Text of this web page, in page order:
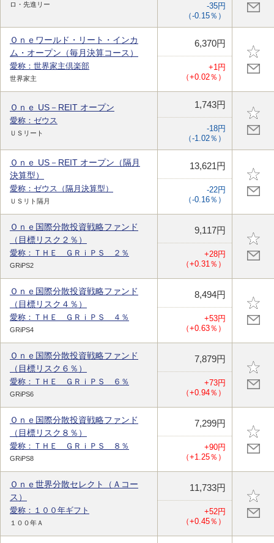
ロ・先進リー
-35円
（-0.15％）
Ｏｎｅワールド・リート・インカ
ム・オープン（毎月決算コース）
愛称：世界家主倶楽部
世界家主
6,370円
+1円
（+0.02％）
Ｏｎｅ US－REIT オープン
愛称：ゼウス
ＵＳリート
1,743円
-18円
（-1.02％）
Ｏｎｅ US－REIT オープン（隔月
決算型）
愛称：ゼウス（隔月決算型）
ＵＳリト隔月
13,621円
-22円
（-0.16％）
Ｏｎｅ国際分散投資戦略ファンド
（目標リスク２％）
愛称：ＴＨＥ ＧＲｉＰＳ ２％
GRiPS2
9,117円
+28円
（+0.31％）
Ｏｎｅ国際分散投資戦略ファンド
（目標リスク４％）
愛称：ＴＨＥ ＧＲｉＰＳ ４％
GRiPS4
8,494円
+53円
（+0.63％）
Ｏｎｅ国際分散投資戦略ファンド
（目標リスク６％）
愛称：ＴＨＥ ＧＲｉＰＳ ６％
GRiPS6
7,879円
+73円
（+0.94％）
Ｏｎｅ国際分散投資戦略ファンド
（目標リスク８％）
愛称：ＴＨＥ ＧＲｉＰＳ ８％
GRiPS8
7,299円
+90円
（+1.25％）
Ｏｎｅ世界分散セレクト（Ａコー
ス）
愛称：１００年ギフト
１００年Ａ
11,733円
+52円
（+0.45％）